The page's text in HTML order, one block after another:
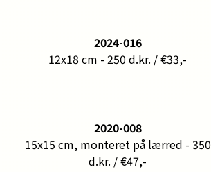
2024-016
12x18 cm - 250 d.kr. / €33,-
2020-008
15x15 cm, monteret på lærred - 350
d.kr. / €47,-